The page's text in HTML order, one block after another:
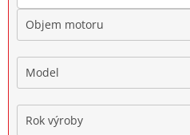
Objem motoru
Model
Rok výroby